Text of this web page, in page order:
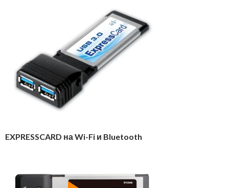
EXPRESSCARD на Wi-Fi и Bluetooth